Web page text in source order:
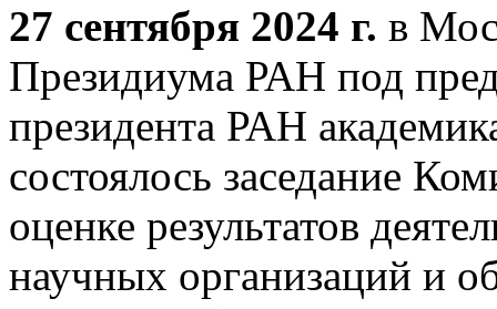
27 сентября 2024 г. в
Президиума РАН под
президента РАН
состоялось заседание
оценке результатов
научных организаций и